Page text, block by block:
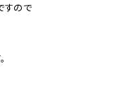
すので